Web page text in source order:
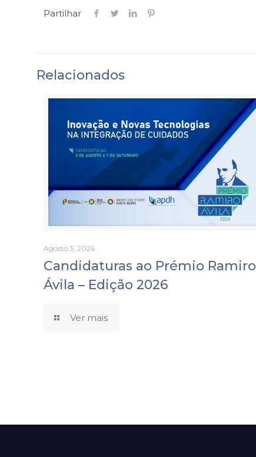
Partilhar
Relacionados
Agosto 3, 2026
Candidaturas ao Prémio Ramiro
Ávila – Edição 2026
Ver mais